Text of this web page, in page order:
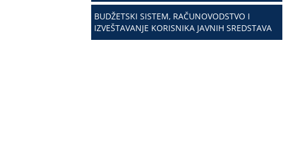
BUDŽETSKI SISTEM, RAČUNOVODSTVO I
IZVEŠTAVANJE KORISNIKA JAVNIH SREDSTAVA